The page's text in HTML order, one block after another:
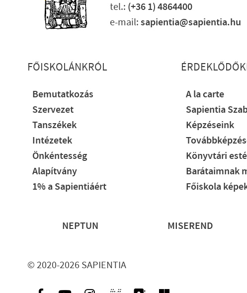
tel.: (+36 1) 4864400
e-mail:sapientia@sapientia.hu
Lábléc részletes
FŐISKOLÁNKRÓL
Bemutatkozás
Szervezet
Tanszékek
Intézetek
Önkéntesség
Alapítvány
1% a Sapientiáért
A la carte
Sapientia
Képzéseink
Könyvtári
Barátaimnak
Főiskola
Lábléc
NEPTUN MISEREND
© 2020-2026 SAPIENTIA